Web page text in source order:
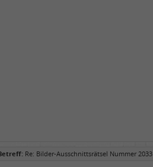
Re: Bilder-Ausschnittsrätsel Nummer 2033